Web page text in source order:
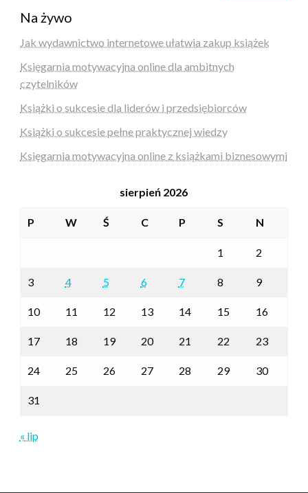
Na żywo
Jak wydawnictwo internetowe ułatwia zakup książek
Księgarnia motywacyjna online dla ambitnych
czytelników
Książki o sukcesie dla liderów i przedsiębiorców
Książki o sukcesie pełne praktycznej wiedzy
Księgarnia motywacyjna online z książkami biznesowymi
sierpień 2026
P W Ś C P S N
1 2
3 4 5 6 7 8 9
10 11 12 13 14 15 16
17 18 19 20 21 22 23
24 25 26 27 28 29 30
31
« lip